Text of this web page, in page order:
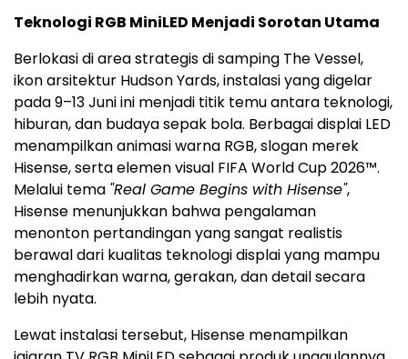
Teknologi RGB MiniLED Menjadi Sorotan Utama
Berlokasi di area strategis di samping The Vessel,
ikon arsitektur Hudson Yards, instalasi yang digelar
pada 9–13 Juni ini menjadi titik temu antara teknologi,
hiburan, dan budaya sepak bola. Berbagai displai LED
menampilkan animasi warna RGB, slogan merek
Hisense, serta elemen visual FIFA World Cup 2026™.
Melalui tema "Real Game Begins with Hisense",
Hisense menunjukkan bahwa pengalaman
menonton pertandingan yang sangat realistis
berawal dari kualitas teknologi displai yang mampu
menghadirkan warna, gerakan, dan detail secara
lebih nyata.
Lewat instalasi tersebut, Hisense menampilkan